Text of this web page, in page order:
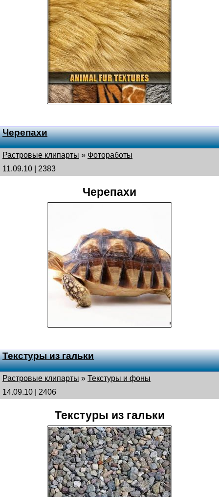
Черепахи
Растровые клипарты » Фотоработы
11.09.10 | 2383
Черепахи
Текстуры из гальки
Растровые клипарты » Текстуры и фоны
14.09.10 | 2406
Текстуры из гальки